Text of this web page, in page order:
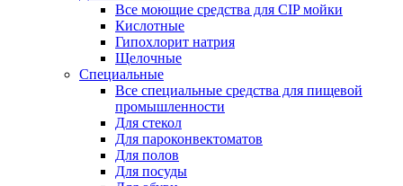
Все моющие средства для CIP мойки
Кислотные
Гипохлорит натрия
Щелочные
Специальные
Все специальные средства для пищевой
промышленности
Для стекол
Для пароконвектоматов
Для полов
Для посуды